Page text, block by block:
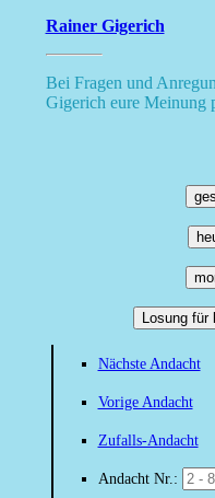
Rainer Gigerich
Bei Fragen und
Gigerich eure Meinung
Losung für
Nächste Andacht
Vorige Andacht
Zufalls-Andacht
Andacht Nr.: